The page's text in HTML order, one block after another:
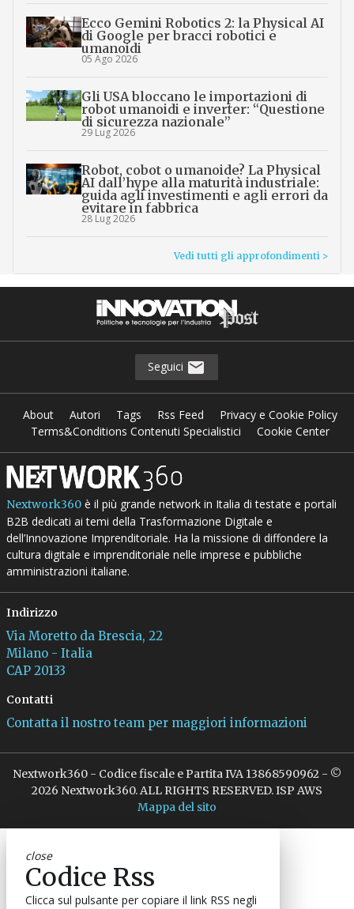
Ecco Gemini Robotics 2: la Physical AI
di Google per bracci robotici e
umanoidi
05 Ago 2026
Gli USA bloccano le importazioni di
robot umanoidi e inverter: “Questione
di sicurezza nazionale”
29 Lug 2026
Robot, cobot o umanoide? La Physical
AI dall’hype alla maturità industriale:
guida agli investimenti e agli errori da
evitare in fabbrica
28 Lug 2026
Vedi tutti gli approfondimenti >
Seguici
About Autori Tags Rss Feed
Privacy e Cookie Policy
Terms&Conditions Contenuti Specialistici
Cookie Center
Nextwork360è il più grande network in Italia di testate e portali
B2B dedicati ai temi della Trasformazione Digitale e
dell’Innovazione Imprenditoriale. Ha la missione di diffondere la
cultura digitale e imprenditoriale nelle imprese e pubbliche
amministrazioni italiane.
Indirizzo
Via Moretto da Brescia, 22
Milano - Italia
CAP 20133
Contatti
Contatta il nostro team per maggiori informazioni
Nextwork360 - Codice fiscale e Partita IVA 13868590962 - ©
2026 Nextwork360. ALL RIGHTS RESERVED. ISP AWS
Mappa del sito
close
Codice Rss
Clicca sul pulsante per copiare il link RSS negli